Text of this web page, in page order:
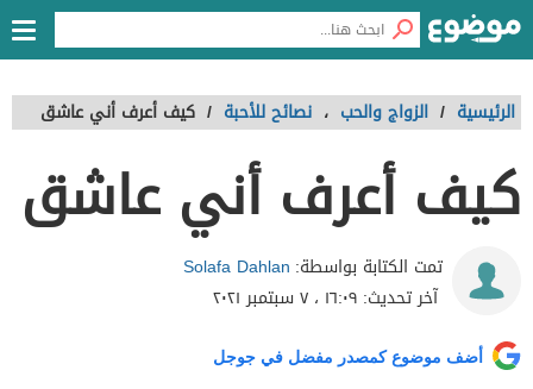
الرئيسية / الزواج والحب ، نصائح للأحبة / كيف أعرف أني عاشق
كيف أعرف أني عاشق
تمت الكتابة بواسطة: Solafa Dahlan
آخر تحديث: ١٦:٠٩ ، ٧ سبتمبر ٢٠٢١
أضف موضوع كمصدر مفضل في جوجل